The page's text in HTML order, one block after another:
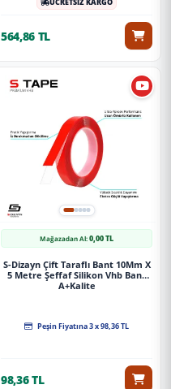
564,86 TL
Mağazadan Al:0,00 TL
S-Dizayn Çift Taraflı Bant 10Mm X
5 Metre Şeffaf Silikon Vhb Bant
A+Kalite
Peşin Fiyatına 3 x 98,36 TL
98,36 TL